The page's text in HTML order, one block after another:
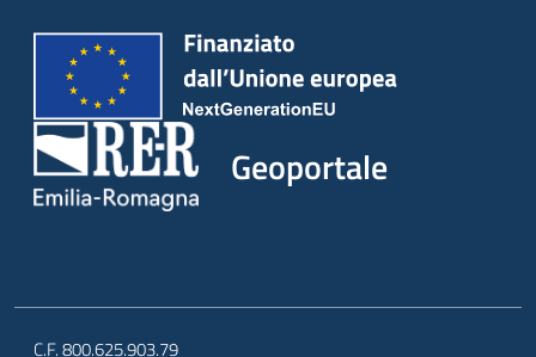
Geoportale
C.F. 800.625.903.79